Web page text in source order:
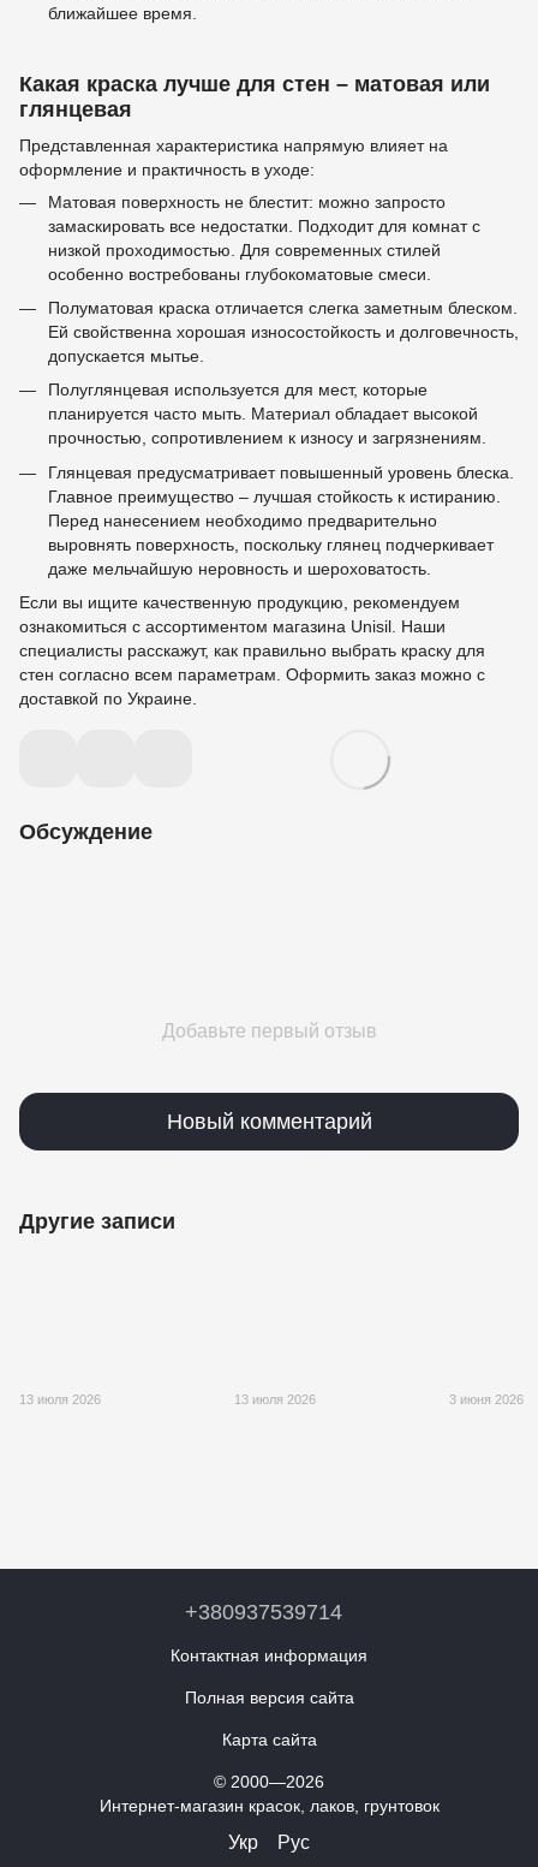
ближайшее время.
Какая краска лучше для стен – матовая или
глянцевая
Представленная характеристика напрямую влияет на
оформление и практичность в уходе:
Матовая поверхность не блестит: можно запросто
замаскировать все недостатки. Подходит для комнат с
низкой проходимостью. Для современных стилей
особенно востребованы глубокоматовые смеси.
Полуматовая краска отличается слегка заметным блеском.
Ей свойственна хорошая износостойкость и долговечность,
допускается мытье.
Полуглянцевая используется для мест, которые
планируется часто мыть. Материал обладает высокой
прочностью, сопротивлением к износу и загрязнениям.
Глянцевая предусматривает повышенный уровень блеска.
Главное преимущество – лучшая стойкость к истиранию.
Перед нанесением необходимо предварительно
выровнять поверхность, поскольку глянец подчеркивает
даже мельчайшую неровность и шероховатость.
Если вы ищите качественную продукцию, рекомендуем
ознакомиться с ассортиментом магазина Unisil. Наши
специалисты расскажут, как правильно выбрать краску для
стен согласно всем параметрам. Оформить заказ можно с
доставкой по Украине.
Обсуждение
Добавьте первый отзыв
Новый комментарий
Другие записи
13 июля 2026 13 июля 2026 3 июня 2026
+380937539714
Контактная информация
Полная версия сайта
Карта сайта
© 2000—2026
Интернет-магазин красок, лаков, грунтовок
Укр Рус